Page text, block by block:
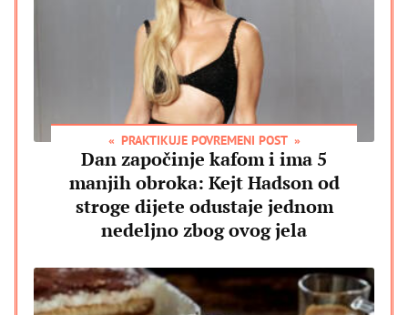
PRAKTIKUJE POVREMENI POST
Dan započinje kafom i ima 5
manjih obroka: Kejt Hadson od
stroge dijete odustaje jednom
nedeljno zbog ovog jela